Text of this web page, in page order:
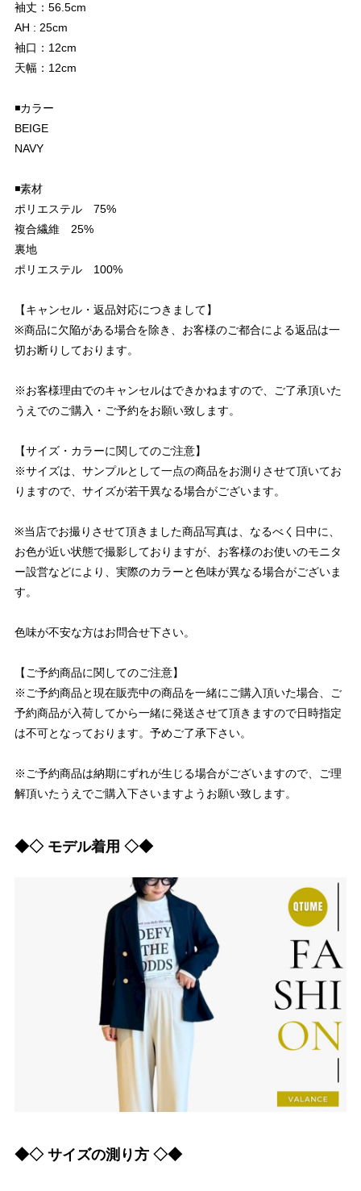
袖丈：56.5cm
AH : 25cm
袖口：12cm
天幅：12cm
◾️カラー
BEIGE
NAVY
◾️素材
ポリエステル 75%
複合繊維 25%
裏地
ポリエステル 100%
【キャンセル・返品対応につきまして】
※商品に欠陥がある場合を除き、お客様のご都合による返品は一
切お断りしております。
※お客様理由でのキャンセルはできかねますので、ご了承頂いた
うえでのご購入・ご予約をお願い致します。
【サイズ・カラーに関してのご注意】
※サイズは、サンプルとして一点の商品をお測りさせて頂いてお
りますので、サイズが若干異なる場合がございます。
※当店でお撮りさせて頂きました商品写真は、なるべく日中に、
お色が近い状態で撮影しておりますが、お客様のお使いのモニタ
ー設営などにより、実際のカラーと色味が異なる場合がございま
す。
色味が不安な方はお問合せ下さい。
【ご予約商品に関してのご注意】
※ご予約商品と現在販売中の商品を一緒にご購入頂いた場合、ご
予約商品が入荷してから一緒に発送させて頂きますので日時指定
は不可となっております。予めご了承下さい。
※ご予約商品は納期にずれが生じる場合がございますので、ご理
解頂いたうえでご購入下さいますようお願い致します。
◆◇ モデル着用 ◇◆
◆◇ サイズの測り方 ◇◆